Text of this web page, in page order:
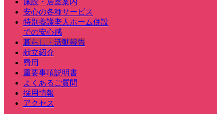
安心の各種サービス
特別養護老人ホーム併設
での安心感
暮らし・活動報告
献立紹介
費用
重要事項説明書
よくあるご質問
採用情報
アクセス